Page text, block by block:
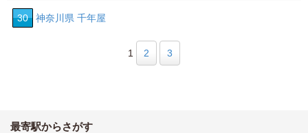
30 神奈川県 千年屋
1 2 3
最寄駅からさがす